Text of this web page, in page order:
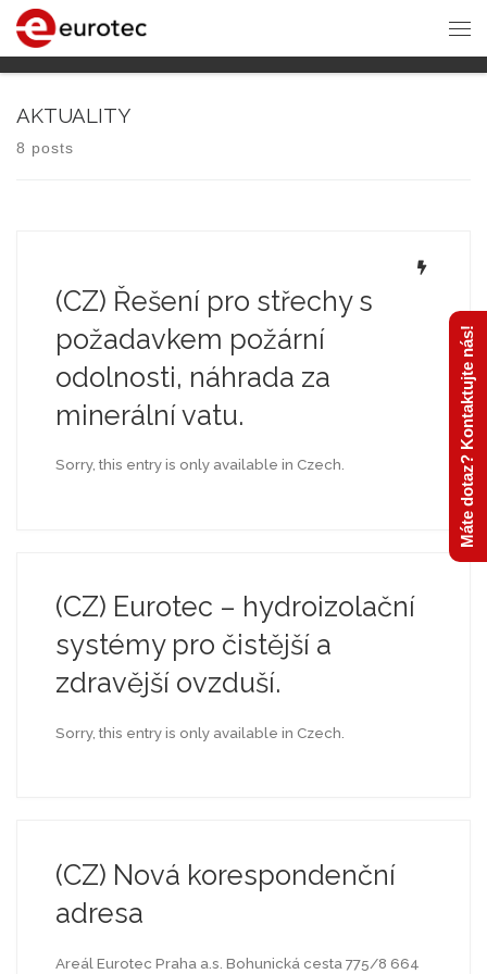
AKTUALITY
8 posts
(CZ) Řešení pro střechy s
požadavkem požární
odolnosti, náhrada za
minerální vatu.
Sorry, this entry is only available in Czech.
(CZ) Eurotec – hydroizolační
systémy pro čistější a
zdravější ovzduší.
Sorry, this entry is only available in Czech.
(CZ) Nová korespondenční
adresa
Areál Eurotec Praha a.s. Bohunická cesta 775/8 664
Máte dotaz? Kontaktujte nás!